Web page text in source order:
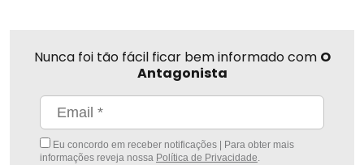
Nunca foi tão fácil ficar bem informado com O
Antagonista
Eu concordo em receber notificações | Para obter mais
informações reveja nossa Política de Privacidade.